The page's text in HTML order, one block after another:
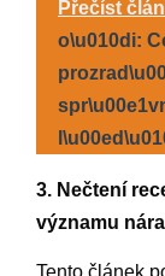
Přečíst
o\u010di:
3. Nečtení
významu
Tento článek